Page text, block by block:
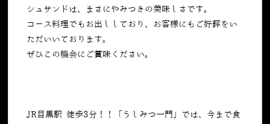
シュサンドは、まさにやみつきの美味しさです。
コース料理でもお出ししており、お客様にもご好評をい
ただいいております。
ぜひこの機会にご賞味ください。
JR目黒駅 徒歩3分！！「うしみつ一門」では、今まで食